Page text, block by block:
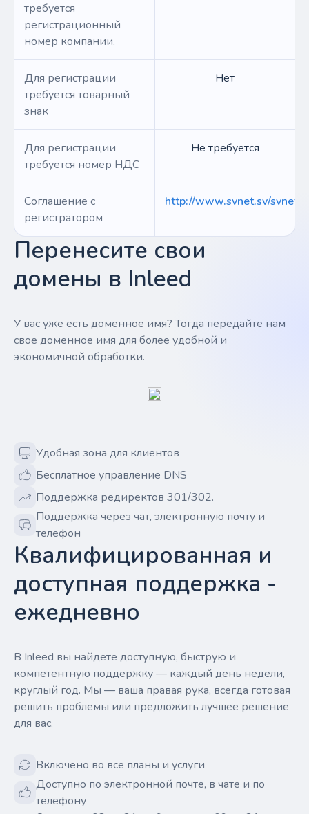
требуется
регистрационный
номер компании.
Для регистрации
требуется товарный
знак
Нет
Для регистрации
требуется номер НДС
Не требуется
Соглашение с
регистратором
http://www.svnet.sv/
Перенесите свои
домены в Inleed
У вас уже есть доменное имя? Тогда передайте нам
свое доменное имя для более удобной и
экономичной обработки.
Удобная зона для клиентов
Бесплатное управление DNS
Поддержка редиректов 301/302.
Поддержка через чат, электронную почту и
телефон
Квалифицированная и
доступная поддержка -
ежедневно
В Inleed вы найдете доступную, быструю и
компетентную поддержку — каждый день недели,
круглый год. Мы — ваша правая рука, всегда готовая
решить проблемы или предложить лучшее решение
для вас.
Включено во все планы и услуги
Доступно по электронной почте, в чате и по
телефону